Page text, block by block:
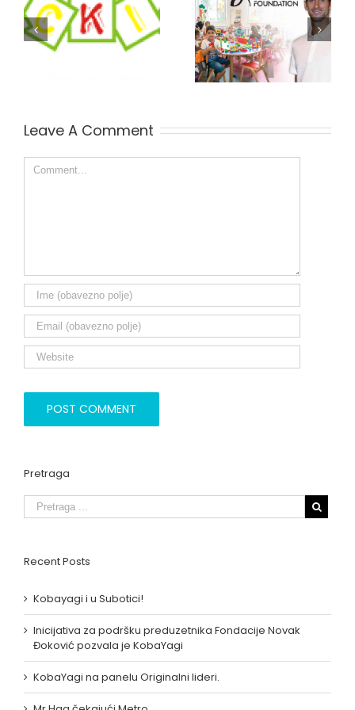
Inicijativa za
podršku
KobaYagi na panelu
Originalni lideri.
Leave A Comment
Comment
Pretraga
Recent Posts
Kobayagi i u Subotici!
Inicijativa za podršku preduzetnika Fondacije Novak
Đoković pozvala je KobaYagi
KobaYagi na panelu Originalni lideri.